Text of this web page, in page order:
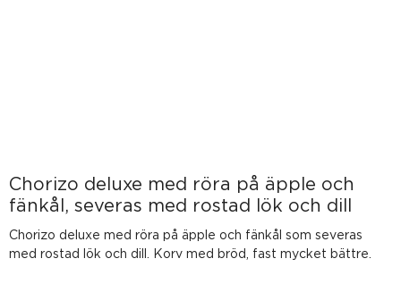
Chorizo deluxe med röra på äpple och
fänkål, severas med rostad lök och dill
Chorizo deluxe med röra på äpple och fänkål som severas
med rostad lök och dill. Korv med bröd, fast mycket bättre.